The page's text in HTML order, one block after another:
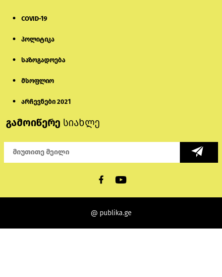
COVID-19
პოლიტიკა
საზოგადოება
მსოფლიო
არჩევნები 2021
გამოიწერე სიახლე
@ publika.ge